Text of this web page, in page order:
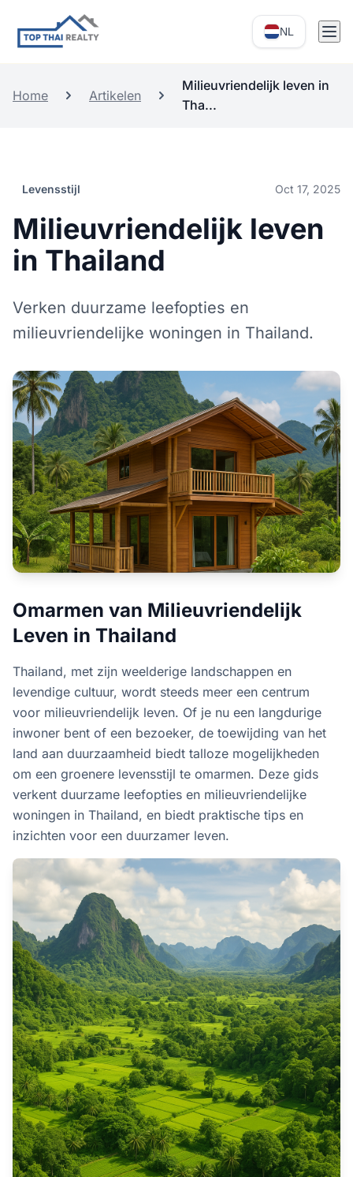
NL
Home Artikelen
Milieuvriendelijk leven in
Tha...
Levensstijl Oct 17, 2025
Milieuvriendelijk leven
in Thailand
Verken duurzame leefopties en
milieuvriendelijke woningen in Thailand.
Omarmen van Milieuvriendelijk
Leven in Thailand
Thailand, met zijn weelderige landschappen en
levendige cultuur, wordt steeds meer een centrum
voor milieuvriendelijk leven. Of je nu een langdurige
inwoner bent of een bezoeker, de toewijding van het
land aan duurzaamheid biedt talloze mogelijkheden
om een groenere levensstijl te omarmen. Deze gids
verkent duurzame leefopties en milieuvriendelijke
woningen in Thailand, en biedt praktische tips en
inzichten voor een duurzamer leven.